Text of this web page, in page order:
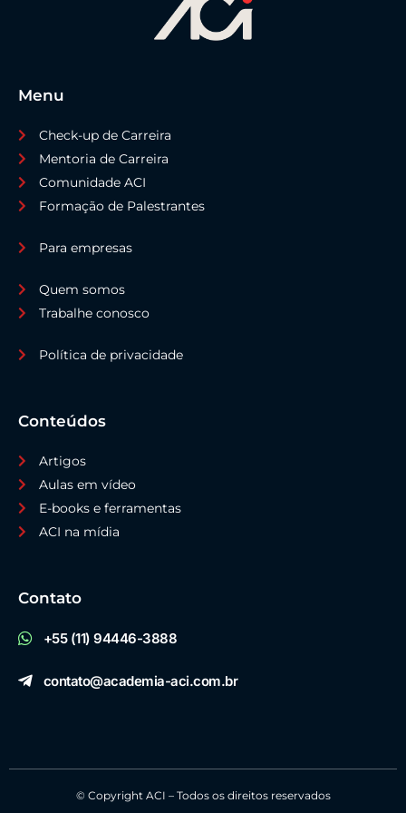
Menu
Check-up de Carreira
Mentoria de Carreira
Comunidade ACI
Formação de Palestrantes
Para empresas
Quem somos
Trabalhe conosco
Política de privacidade
Conteúdos
Artigos
Aulas em vídeo
E-books e ferramentas
ACI na mídia
Contato
+55 (11) 94446-3888
contato@academia-aci.com.br
© Copyright ACI – Todos os direitos reservados